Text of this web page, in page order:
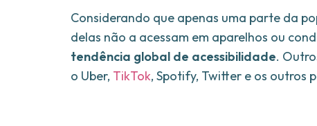
Considerando que apenas uma parte da
delas não a acessam em aparelhos ou
tendência global de acessibilidade.
o Uber, TikTok, Spotify, Twitter e os outros